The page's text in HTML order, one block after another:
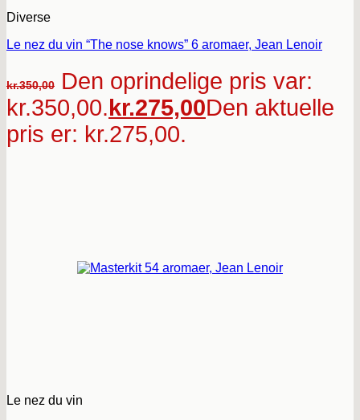
Diverse
Le nez du vin “The nose knows” 6 aromaer, Jean Lenoir
kr.350,00
Den oprindelige pris var:
kr.350,00. kr.275,00Den aktuelle
pris er: kr.275,00.
Le nez du vin